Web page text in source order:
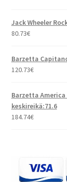
Jack Wheeler
80.73€
Barzetta
120.73€
Barzetta America
keskireikä:71.6
184.74€